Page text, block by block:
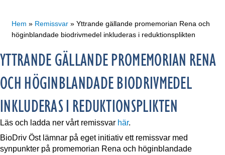
Hem » Remissvar » Yttrande gällande promemorian Rena och
höginblandade biodrivmedel inkluderas i reduktionsplikten
YTTRANDE GÄLLANDE PROMEMORIAN RENA
OCH HÖGINBLANDADE BIODRIVMEDEL
INKLUDERAS I REDUKTIONSPLIKTEN
Läs och ladda ner vårt remissvar här.
BioDriv Öst lämnar på eget initiativ ett remissvar med
synpunkter på promemorian Rena och höginblandade